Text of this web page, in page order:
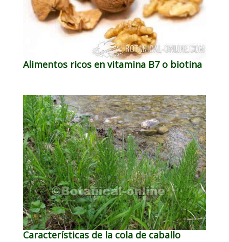
Alimentos ricos en vitamina B7 o biotina
Características de la cola de caballo